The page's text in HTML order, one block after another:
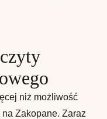
niż możliwość
Zakopane. Zaraz